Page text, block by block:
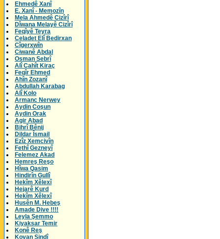
Ehmedê Xanî
E. Xanî - Memozîn
Mela Ahmedê Cizîrî
Dîwana Melayê Cizîrî
Feqîyê Teyra
Celadet Elî Bedirxan
Cîgerxwîn
Ciwanê Abdal
Osman Sebrî
Alî Cahît Kiraç
Feqîr Ehmed
Ahîn Zozanî
Abdullah Karabag
Alî Kolo
Armanc Nerwey
Aydin Coşun
Aydin Orak
Agir Abad
Bihrî Bênij
Dildar Îsmail
Ezîz Xemcivîn
Fethî Gezneyî
Felemez Akad
Hemreş Reşo
Hîwa Qasim
Hindirîn Gullî
Hekîm Xêlexî
Hejarê Kurd
Hekîm Xêlexî
Husên M. Hebeş
Amade Dive !!!!
Leyla Şemmo
Kiyaksar Temir
Konê Reş
Kovan Sindî